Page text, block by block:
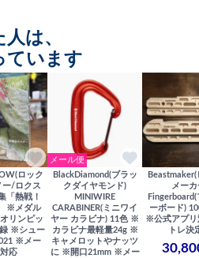
は、
ています
ロック
ー/ロクス
「熱戦！
※メダル
リンピッ
※シュー
※メー
応
メール便
BlackDiamond(ブラッ
クダイヤモンド)
MINIWIRE
CARABINER(ミニワイ
ヤー カラビナ) 11色 ※
カラビナ最軽量24g ※
キャメロットやナッツ
に ※開口21mm ※メー
メーカ
ーボード)
※公式アプ
トレ決